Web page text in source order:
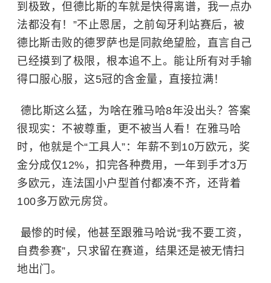
到极致，但德比斯的车就是快得离谱，我一点办
法都没有！”不止恩居，之前匈牙利站赛后，被
德比斯击败的德罗萨也是同款绝望脸，直言自己
已经摸到了极限，根本追不上。能让所有对手输
得口服心服，这5冠的含金量，直接拉满！
德比斯这么猛，为啥在雅马哈8年没出头？答案
很现实：不被尊重，更不被当人看！在雅马哈
时，他就是个“工具人”：年薪不到10万欧元，奖
金分成仅12%，扣完各种费用，一年到手才3万
多欧元，连法国小户型首付都凑不齐，还背着
100多万欧元房贷。
最惨的时候，他甚至跟雅马哈说“我不要工资，
自费参赛”，只求留在赛道，结果还是被无情扫
地出门。